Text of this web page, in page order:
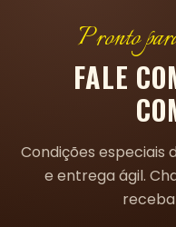
Pronto
FALE
Condições especiais
e entrega ágil.